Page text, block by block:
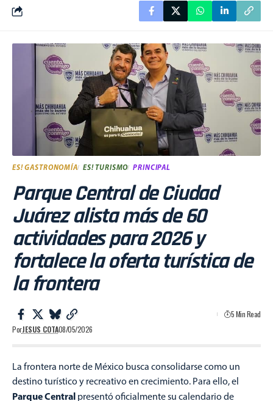
ES! GASTRONOMÍA ES! TURISMO PRINCIPAL
Parque Central de Ciudad
Juárez alista más de 60
actividades para 2026 y
fortalece la oferta turística de
la frontera
PorJESUS COTA08/05/2026
5 Min Read
La frontera norte de México busca consolidarse como un
destino turístico y recreativo en crecimiento. Para ello, el
Parque Central presentó oficialmente su calendario de